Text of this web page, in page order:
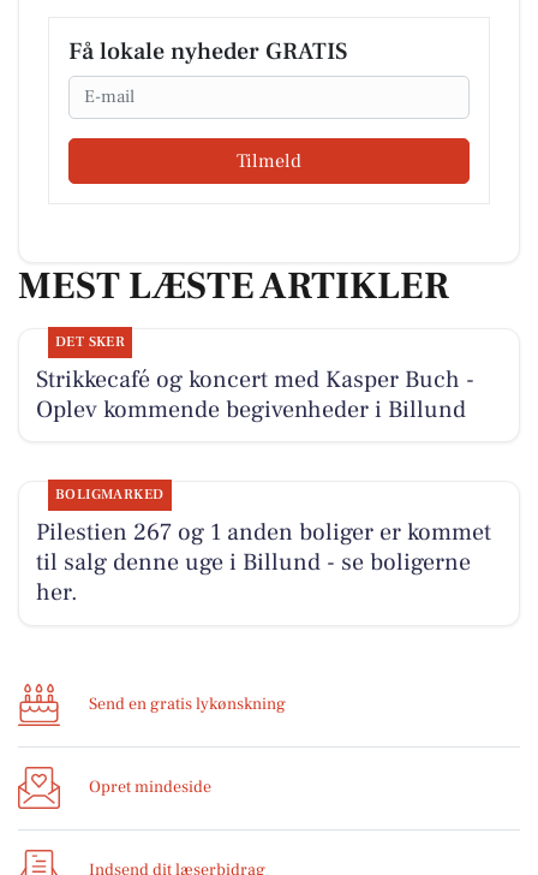
Få lokale nyheder GRATIS
Email
Tilmeld
MEST LÆSTE ARTIKLER
DET SKER
Strikkecafé og koncert med Kasper Buch -
Oplev kommende begivenheder i Billund
BOLIGMARKED
Pilestien 267 og 1 anden boliger er kommet
til salg denne uge i Billund - se boligerne
her.
Send en gratis lykønskning
Opret mindeside
Indsend dit læserbidrag